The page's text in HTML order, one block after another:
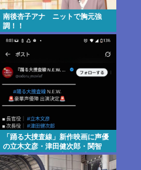
南後杏子アナ ニットで胸元強
調！！
「踊る大捜査線」新作映画に声優
の立木文彦・津田健次郎・関智
一・野島健児らが出演へ 声優ファ
ンはこういうの嬉しいの？